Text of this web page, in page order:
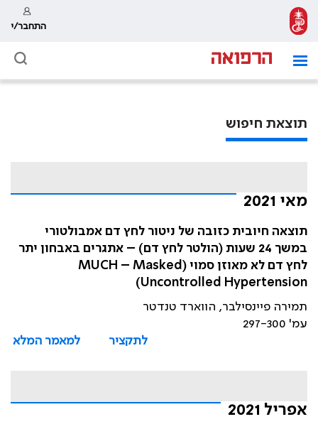
התחבר/י
תוצאת חיפוש
מאי 2021
תוצאה חיובית כזובה של ניטור לחץ דם אמבולטורי
במשך 24 שעות (הולטר לחץ דם) – אתגרים באבחון יתר
לחץ דם לא מאוזן סמוי (MUCH – Masked
Uncontrolled Hypertension)
תמירה פיינסילבר, הווארד טנדטר
עמ' 297-300
לתקציר
למאמר המלא
אפריל 2021